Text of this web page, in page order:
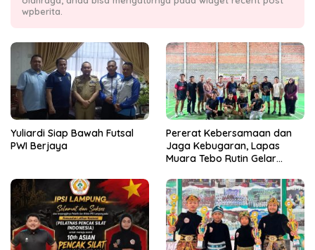
wpberita.
Yuliardi Siap Bawah Futsal
PWI Berjaya
Pererat Kebersamaan dan
Jaga Kebugaran, Lapas
Muara Tebo Rutin Gelar